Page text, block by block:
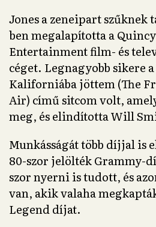
Jones a zeneipart szűknek
ben megalapította a
Entertainment film- és
céget. Legnagyobb sikere
Kaliforniába jöttem (The
Air) című sitcom volt,
meg, és elindította Will
Munkásságát több díjjal is
80-szor jelölték Grammy-
szor nyerni is tudott, és
van, akik valaha
Legend díjat.